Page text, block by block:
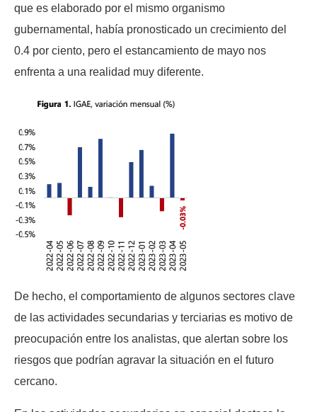
que es elaborado por el mismo organismo
gubernamental, había pronosticado un crecimiento del
0.4 por ciento, pero el estancamiento de mayo nos
enfrenta a una realidad muy diferente.
De hecho, el comportamiento de algunos sectores clave
de las actividades secundarias y terciarias es motivo de
preocupación entre los analistas, que alertan sobre los
riesgos que podrían agravar la situación en el futuro
cercano.